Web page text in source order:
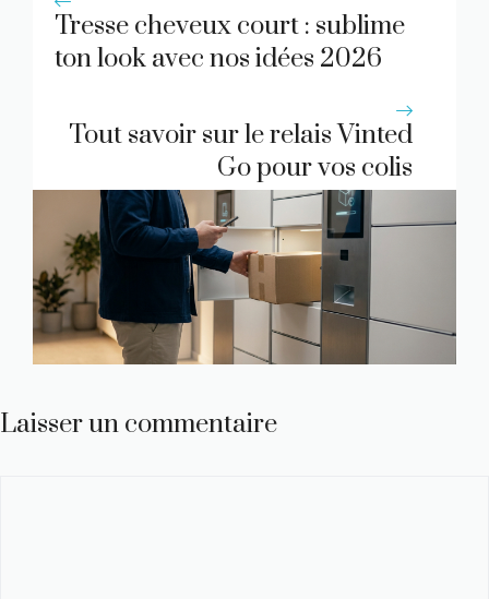
Tresse cheveux court : sublime
ton look avec nos idées 2026
Tout savoir sur le relais Vinted
Go pour vos colis
Laisser un commentaire